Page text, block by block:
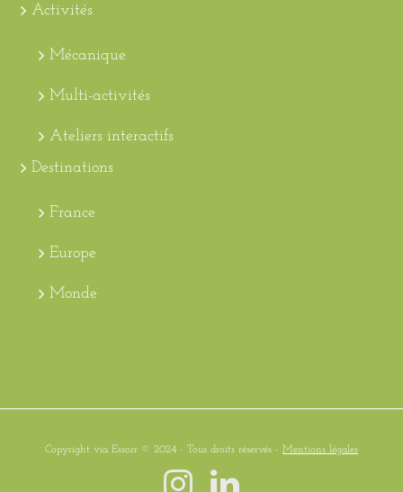
Activités
Mécanique
Multi-activités
Ateliers interactifs
Destinations
France
Europe
Monde
Copyright via Essorr © 2024 - Tous droits réservés - Mentions légales
Instagram
LinkedIn